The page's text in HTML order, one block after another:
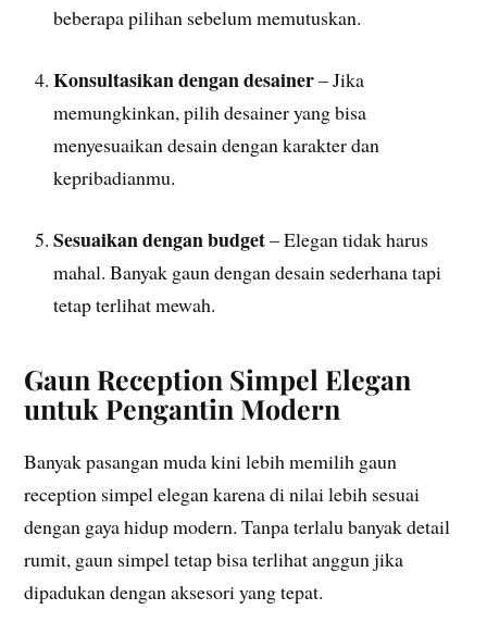
beberapa pilihan sebelum memutuskan.
Konsultasikan dengan desainer– Jika
memungkinkan, pilih desainer yang bisa
menyesuaikan desain dengan karakter dan
kepribadianmu.
Sesuaikan dengan budget– Elegan tidak harus
mahal. Banyak gaun dengan desain sederhana tapi
tetap terlihat mewah.
Gaun Reception Simpel Elegan
untuk Pengantin Modern
Banyak pasangan muda kini lebih memilih gaun
reception simpel elegan karena di nilai lebih sesuai
dengan gaya hidup modern. Tanpa terlalu banyak detail
rumit, gaun simpel tetap bisa terlihat anggun jika
dipadukan dengan aksesori yang tepat.